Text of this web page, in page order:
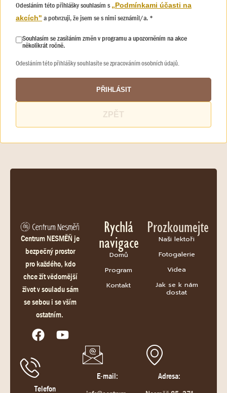
Odesláním této přihlášky souhlasím s„Podmínkami účasti na
akcích" a potvrzuji, že jsem se s nimi seznámil/a. *
Souhlasím se zasíláním změn v programu a upozorněním na akce
několikrát ročně.
Odesláním této přihlášky souhlasíte se zpracováním osobních údajů.
PŘIHLÁSIT
ZPĚT
Centrum NESMĚŇ je
bezpečný prostor
pro každého, kdo
chce žít vědomější
život v souladu sám
se sebou i se vším
ostatním.
Rychlá
navigace
Domů
Program
Kontakt
Prozkoumejte
Naši lektoři
Fotogalerie
Videa
Jak se k nám
dostat
Telefon
E-mail:
Adresa: